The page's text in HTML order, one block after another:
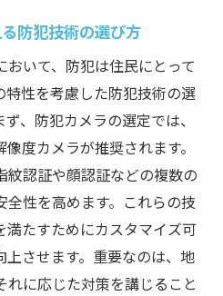
防犯技術の選び方
いて、防犯は住民にとって
性を考慮した防犯技術の選
、防犯カメラの選定では、
度カメラが推奨されます。
紋認証や顔認証などの複数の
性を高めます。これらの技
たすためにカスタマイズ可
させます。重要なのは、地
に応じた対策を講じること